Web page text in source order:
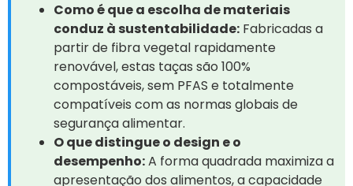
Como é que a escolha de materiais
conduz à sustentabilidade: Fabricadas a
partir de fibra vegetal rapidamente
renovável, estas taças são 100%
compostáveis, sem PFAS e totalmente
compatíveis com as normas globais de
segurança alimentar.
O que distingue o design e o
desempenho:A forma quadrada maximiza a
apresentação dos alimentos, a capacidade